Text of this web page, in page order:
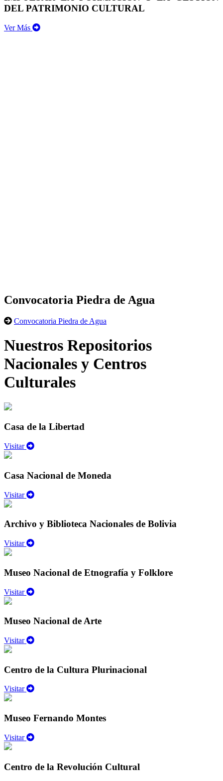
DEL PATRIMONIO CULTURAL
Ver Más
Convocatoria Piedra de Agua
Convocatoria Piedra de Agua
Nuestros Repositorios
Nacionales y Centros
Culturales
Casa de la Libertad
Visitar
Casa Nacional de Moneda
Visitar
Archivo y Biblioteca Nacionales de Bolivia
Visitar
Museo Nacional de Etnografía y Folklore
Visitar
Museo Nacional de Arte
Visitar
Centro de la Cultura Plurinacional
Visitar
Museo Fernando Montes
Visitar
Centro de la Revolución Cultural